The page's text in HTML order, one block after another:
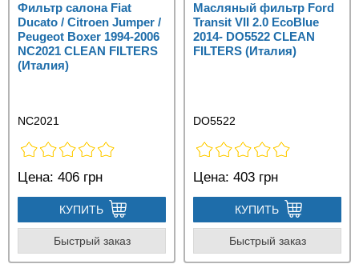
Фильтр салона Fiat
Ducato / Citroen Jumper /
Peugeot Boxer 1994-2006
NC2021 CLEAN FILTERS
(Италия)
NC2021
Цена: 406 грн
КУПИТЬ
Быстрый заказ
Масляный фильтр Ford
Transit VII 2.0 EcoBlue
2014- DO5522 CLEAN
FILTERS (Италия)
DO5522
Цена: 403 грн
КУПИТЬ
Быстрый заказ